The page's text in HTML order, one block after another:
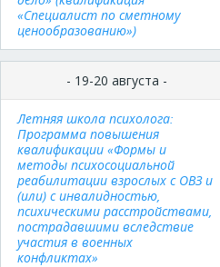
«Специалист по сметному
ценообразованию»)
- 19-20 августа -
Летняя школа психолога:
Программа повышения
квалификации «Формы и
методы психосоциальной
реабилитации взрослых с ОВЗ и
(или) с инвалидностью,
психическими расстройствами,
пострадавшими вследствие
участия в военных
конфликтах»